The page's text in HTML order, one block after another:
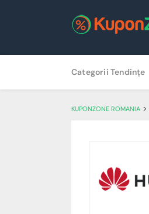
to
content
Categorii Tendințe
KUPONZONE ROMANIA >